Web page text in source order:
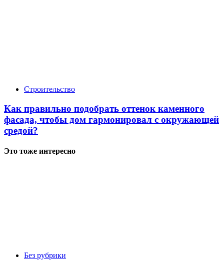
Строительство
Как правильно подобрать оттенок каменного
фасада, чтобы дом гармонировал с окружающей
средой?
Это тоже интересно
Без рубрики